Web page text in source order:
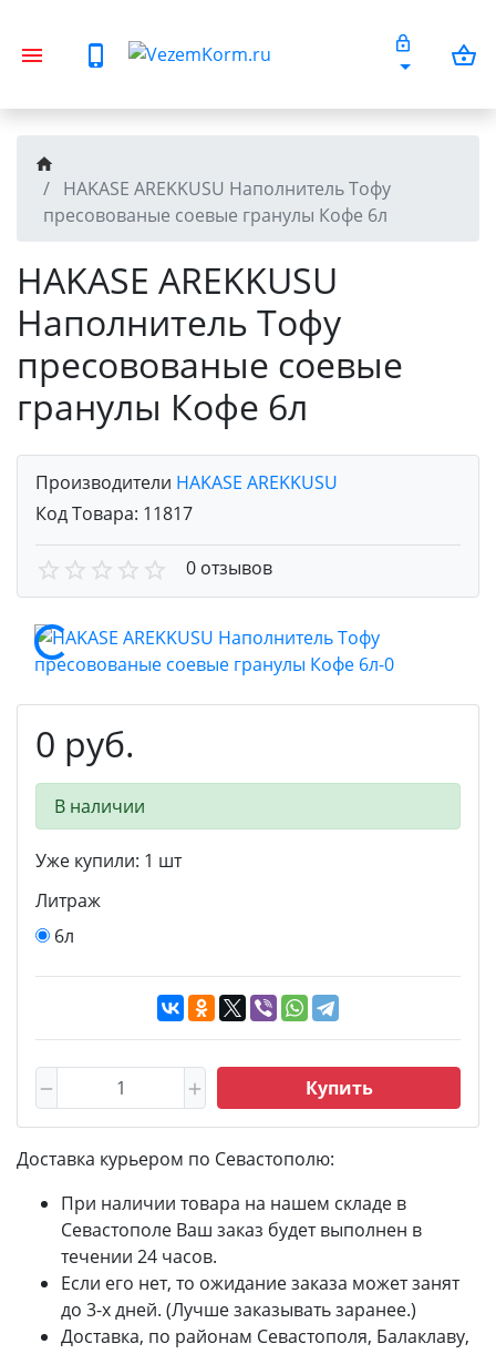
HAKASE AREKKUSU Наполнитель Тофу
пресовованые соевые гранулы Кофе 6л
HAKASE AREKKUSU
Наполнитель Тофу
пресовованые соевые
гранулы Кофе 6л
Производители HAKASE AREKKUSU
Код Товара: 11817
0 отзывов
0 руб.
В наличии
Уже купили: 1 шт
Литраж
6л
Купить
Доставка курьером по Севастополю:
При наличии товара на нашем складе в
Севастополе Ваш заказ будет выполнен в
течении 24 часов.
Если его нет, то ожидание заказа может занят
до 3-х дней. (Лучше заказывать заранее.)
Доставка, по районам Севастополя, Балаклаву,